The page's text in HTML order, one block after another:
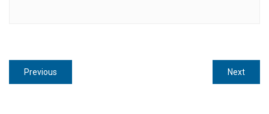
Navegação
de
Previous
post:
NextNext
post: